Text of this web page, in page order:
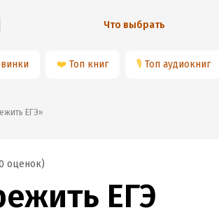
Что выбрать
❤️ Топ книг 🎙 Топ аудиокниг
ЕГЭ»
оценок)
ЕГЭ